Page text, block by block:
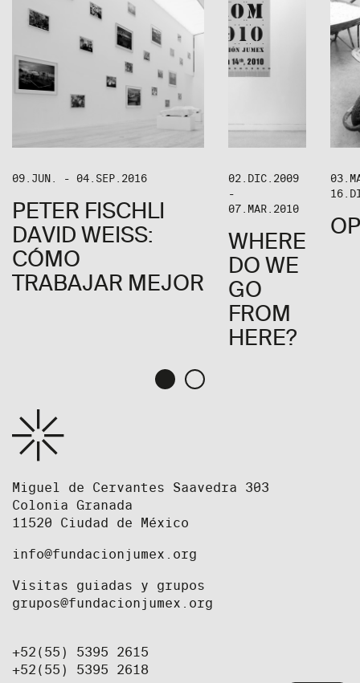
09.JUN. - 04.SEP.2016
PETER FISCHLI
DAVID WEISS:
CÓMO
TRABAJAR MEJOR
02.DIC.2009
-
07.MAR.2010
WHERE
DO WE
GO
FROM
HERE?
Miguel de Cervantes Saavedra 303
Colonia Granada
11520 Ciudad de México
info@fundacionjumex.org
Visitas guiadas y grupos
grupos@fundacionjumex.org
+52(55) 5395 2615
+52(55) 5395 2618